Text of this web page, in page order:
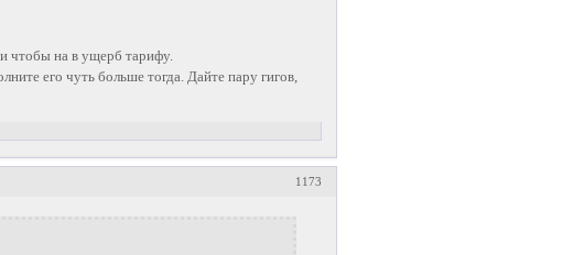
чтобы на в ущерб тарифу.
его чуть больше тогда. Дайте пару гигов,
1173